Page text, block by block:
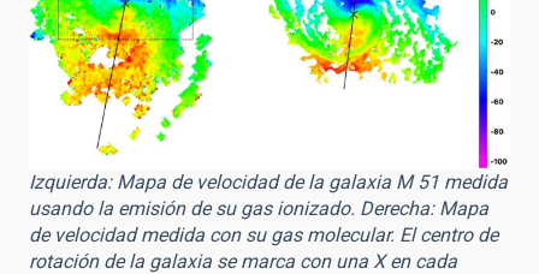
Izquierda: Mapa de velocidad de la galaxia M 51 medida
usando la emisión de su gas ionizado. Derecha: Mapa
de velocidad medida con su gas molecular. El centro de
rotación de la galaxia se marca con una X en cada